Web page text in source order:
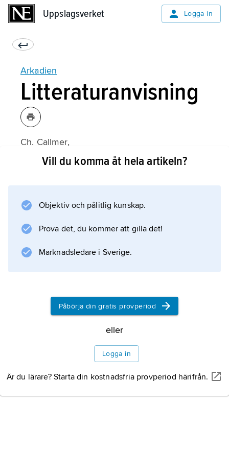
Uppslagsverket Logga in
Arkadien
Litteraturanvisning
Ch. Callmer,
Studien zur Geschichte Arkadiens bis zur
Information om artikeln
Vill du komma åt hela artikeln?
Objektiv och pålitlig kunskap.
Prova det, du kommer att gilla det!
Marknadsledare i Sverige.
Påbörja din gratis provperiod
eller
Logga in
Är du lärare? Starta din kostnadsfria provperiod härifrån.